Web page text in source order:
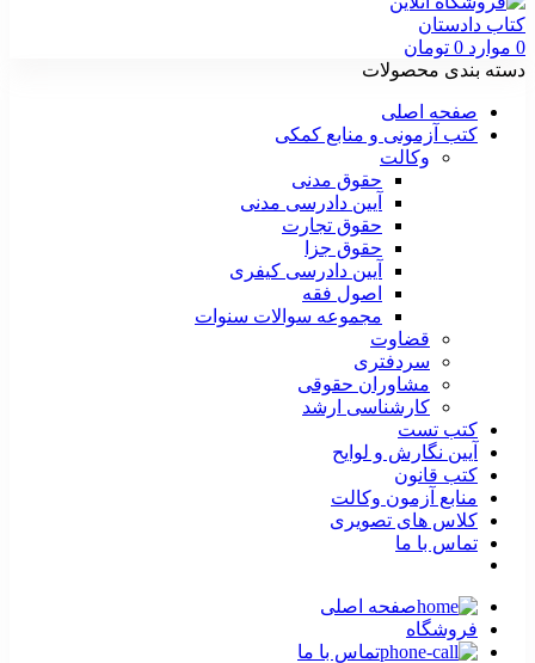
0 موارد 0 تومان
دسته بندی محصولات
صفحه اصلی
کتب آزمونی و منابع کمکی
وکالت
حقوق مدنی
آیین دادرسی مدنی
حقوق تجارت
حقوق جزا
آیین دادرسی کیفری
اصول فقه
مجموعه سوالات سنوات
قضاوت
سردفتری
مشاوران حقوقی
کارشناسی ارشد
کتب تست
آیین نگارش و لوایح
کتب قانون
منابع آزمون وکالت
کلاس های تصویری
تماس با ما
صفحه اصلی
فروشگاه
تماس با ما